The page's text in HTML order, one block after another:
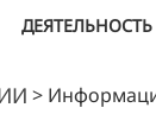
ДЕЯТЕЛЬНОСТЬ
>